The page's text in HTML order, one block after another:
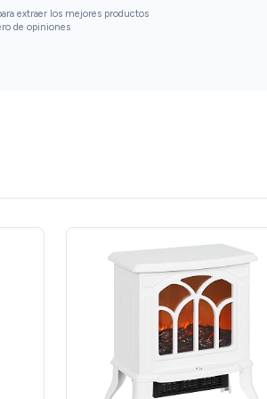
como tiene mando a distancia no me tengo
extraer los mejores productos
de opiniones